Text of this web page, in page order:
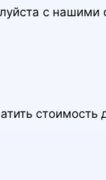
с нашими
стоимость